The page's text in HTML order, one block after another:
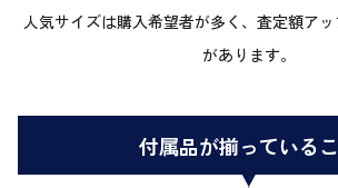
人気サイズは購入希望者が多く、査定額ア
があります。
付属品が揃っている